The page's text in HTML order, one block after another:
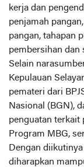
kerja dan
penjamah
pangan, tahapan
pembersihan dan
‎Selain
Kepulauan
pemateri dari
Nasional (BGN),
penguatan terkait
Program MBG,
‎Dengan
diharapkan